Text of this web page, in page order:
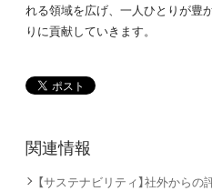
れる領域を広げ、一人ひとりが豊
りに貢献していきます。
関連情報
【サステナビリティ】社外からの